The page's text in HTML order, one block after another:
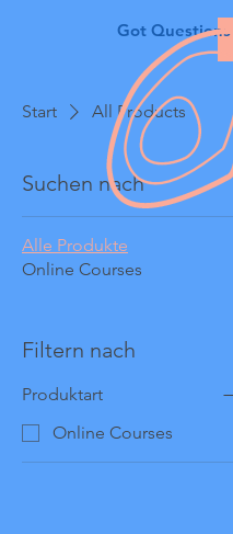
Got Questions
Start All Products
Suchen nach
Alle Produkte
Online Courses
Filtern nach
Produktart
Online Courses